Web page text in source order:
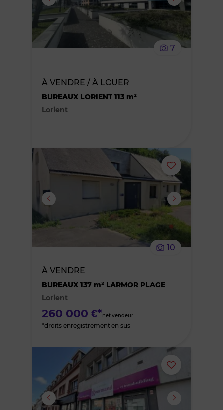
supprimer
le
7
À VENDRE / À LOUER
BUREAUX LORIENT 113 m²
Lorient
Ajouter
ou
10
À VENDRE
BUREAUX 137 m² LARMOR PLAGE
Lorient
260 000 €*net vendeur
*droits enregistrement en sus
Ajouter
ou